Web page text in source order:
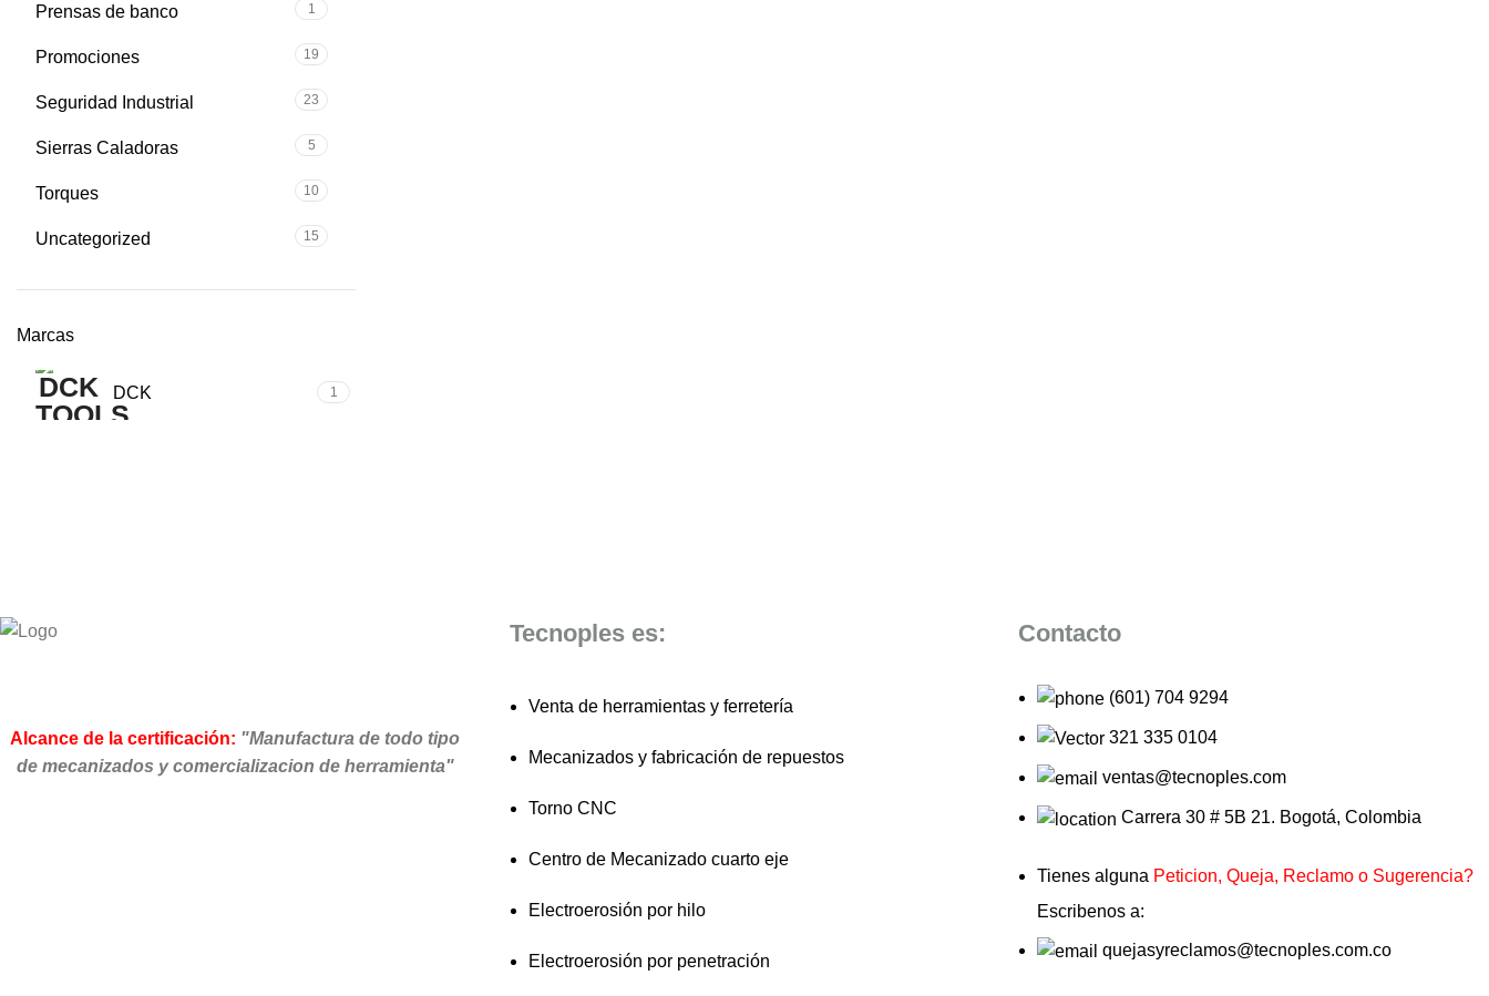
Prensas de banco 1
Promociones 19
Seguridad Industrial 23
Sierras Caladoras 5
Torques 10
Uncategorized 15
Marcas
DCK 1
Alcance de la certificación: "Manufactura de todo tipo
de mecanizados y comercializacion de herramienta"
Tecnoples es:
Venta de herramientas y ferretería
Mecanizados y fabricación de repuestos
Torno CNC
Centro de Mecanizado cuarto eje
Electroerosión por hilo
Electroerosión por penetración
Contacto
(601) 704 9294
321 335 0104
ventas@tecnoples.com
Carrera 30 # 5B 21. Bogotá, Colombia
Tienes alguna Peticion, Queja, Reclamo o Sugerencia?
Escribenos a:
quejasyreclamos@tecnoples.com.co